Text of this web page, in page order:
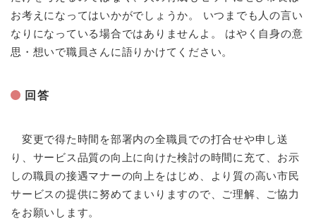
お考えになってはいかがでしょうか。 いつまでも人の言い
なりになっている場合ではありませんよ。 はやく自身の意
思・想いで職員さんに語りかけてください。
回答
変更で得た時間を部署内の全職員での打合せや申し送
り、サービス品質の向上に向けた検討の時間に充て、お示
しの職員の接遇マナーの向上をはじめ、より質の高い市民
サービスの提供に努めてまいりますので、ご理解、ご協力
をお願いします。